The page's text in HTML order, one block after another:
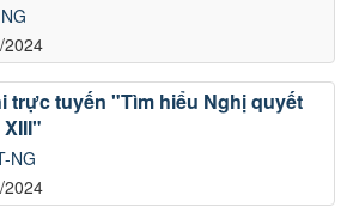
2024
NG
2024
trực tuyến "Tìm hiểu Nghị quyết